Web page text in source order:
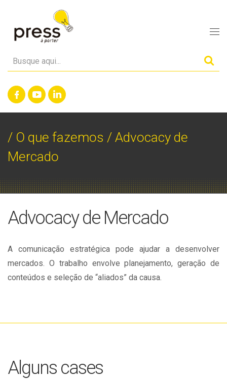
/ O que fazemos / Advocacy de
Mercado
Advocacy de Mercado
A comunicação estratégica pode ajudar a desenvolver
mercados. O trabalho envolve planejamento, geração de
conteúdos e seleção de “aliados” da causa.
Alguns cases